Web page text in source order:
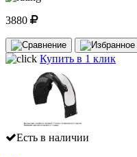
3880
Купить в 1 клик
Есть в наличии